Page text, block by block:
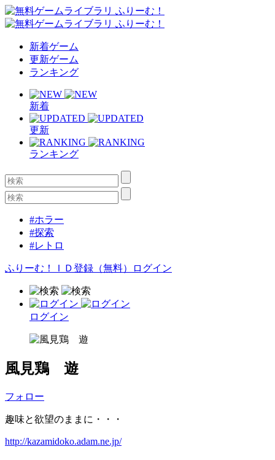
新着ゲーム
更新ゲーム
ランキング
新着
更新
ランキング
#ホラー
#探索
#レトロ
ふりーむ！ＩＤ登録（無料） ログイン
ログイン
風見鶏 遊
フォロー
趣味と欲望のままに・・・
http://kazamidoko.adam.ne.jp/